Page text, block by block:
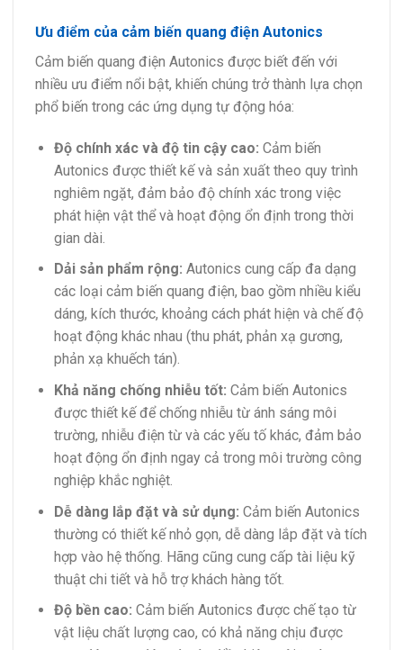
Ưu điểm của cảm biến quang điện Autonics
Cảm biến quang điện Autonics được biết đến với
nhiều ưu điểm nổi bật, khiến chúng trở thành lựa chọn
phổ biến trong các ứng dụng tự động hóa:
Độ chính xác và độ tin cậy cao: Cảm biến
Autonics được thiết kế và sản xuất theo quy trình
nghiêm ngặt, đảm bảo độ chính xác trong việc
phát hiện vật thể và hoạt động ổn định trong thời
gian dài.
Dải sản phẩm rộng: Autonics cung cấp đa dạng
các loại cảm biến quang điện, bao gồm nhiều kiểu
dáng, kích thước, khoảng cách phát hiện và chế độ
hoạt động khác nhau (thu phát, phản xạ gương,
phản xạ khuếch tán).
Khả năng chống nhiễu tốt: Cảm biến Autonics
được thiết kế để chống nhiễu từ ánh sáng môi
trường, nhiễu điện từ và các yếu tố khác, đảm bảo
hoạt động ổn định ngay cả trong môi trường công
nghiệp khắc nghiệt.
Dễ dàng lắp đặt và sử dụng: Cảm biến Autonics
thường có thiết kế nhỏ gọn, dễ dàng lắp đặt và tích
hợp vào hệ thống. Hãng cũng cung cấp tài liệu kỹ
thuật chi tiết và hỗ trợ khách hàng tốt.
Độ bền cao: Cảm biến Autonics được chế tạo từ
vật liệu chất lượng cao, có khả năng chịu được